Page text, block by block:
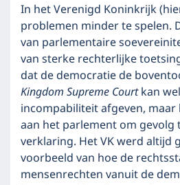
In het Verenigd Koninkrijk
problemen minder te spelen.
van parlementaire
van sterke rechterlijke
dat de democratie de
Kingdom Supreme Courtkan
incompabiliteit afgeven, maar
aan het parlement om gevolg
verklaring. Het VK werd altijd
voorbeeld van hoe de
mensenrechten vanuit de